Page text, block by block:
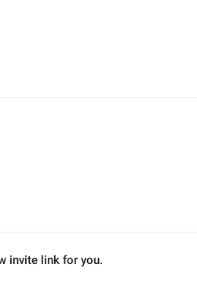
invite link for you.